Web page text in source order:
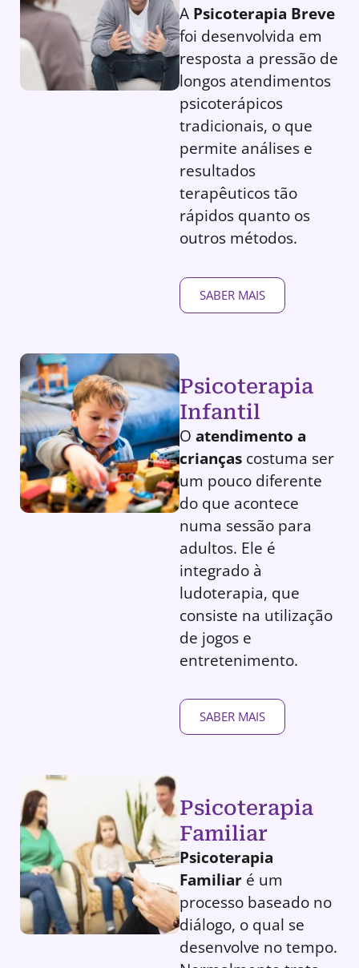
A Psicoterapia Breve
foi desenvolvida em
resposta a pressão de
longos atendimentos
psicoterápicos
tradicionais, o que
permite análises e
resultados
terapêuticos tão
rápidos quanto os
outros métodos.
SABER MAIS
Psicoterapia
Infantil
O atendimento a
crianças costuma ser
um pouco diferente
do que acontece
numa sessão para
adultos. Ele é
integrado à
ludoterapia, que
consiste na utilização
de jogos e
entretenimento.
SABER MAIS
Psicoterapia
Familiar
Psicoterapia
Familiar é um
processo baseado no
diálogo, o qual se
desenvolve no tempo.